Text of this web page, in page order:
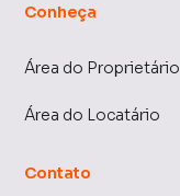
Conheça
Área do Proprietário
Área do Locatário
Contato